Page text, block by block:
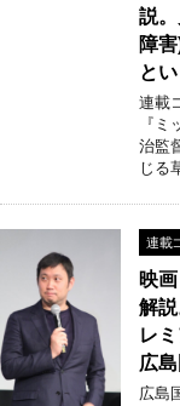
説
障
と
連載
『
治監
じる
連載
映
解
レ
広
広島